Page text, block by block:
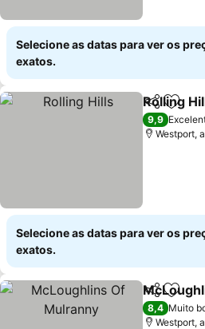
Selecione as datas para ver os
exatos.
Partilhar
Rolling
9,9
Westport,
Selecione as datas para ver os
exatos.
Partilhar
8,4 Muito
Westport,